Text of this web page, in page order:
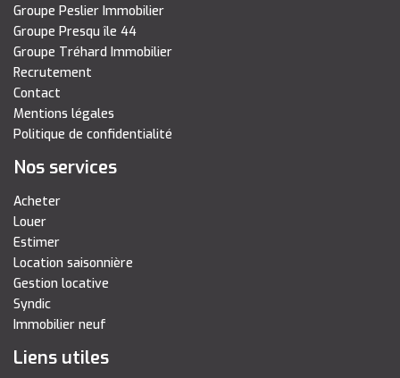
Groupe Peslier Immobilier
Groupe Presqu île 44
Groupe Tréhard Immobilier
Recrutement
Contact
Mentions légales
Politique de confidentialité
Nos services
Acheter
Louer
Estimer
Location saisonnière
Gestion locative
Syndic
Immobilier neuf
Liens utiles